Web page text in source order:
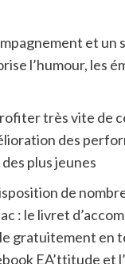
et
l’humour, les
très vite de
des
plus jeunes
de
: le livret
gratuitement en
EA’ttitude et